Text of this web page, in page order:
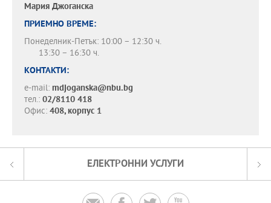
Мария Джоганска
ПРИЕМНО ВРЕМЕ:
Понеделник-Петък: 10:00 – 12:30 ч.
13:30 – 16:30 ч.
КОНТАКТИ:
e-mail: mdjoganska@nbu.bg
тел.: 02/8110 418
Офис: 408, корпус 1
ЕЛЕКТРОННИ УСЛУГИ